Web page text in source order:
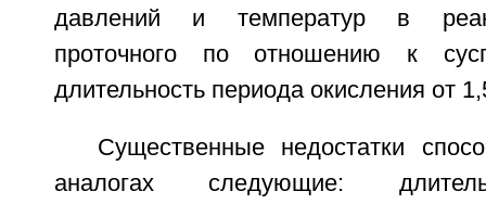
давлений и температур в
проточного по отношению к
длительность периода окисления от
Существенные недостатки
аналогах следующие: